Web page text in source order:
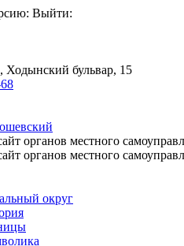
Выйти:
Ходынский бульвар, 15
органов местного
органов местного
округ